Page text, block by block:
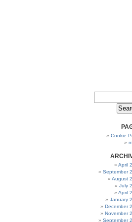
Cookie
April
September
August
July
April
January
December
November
September